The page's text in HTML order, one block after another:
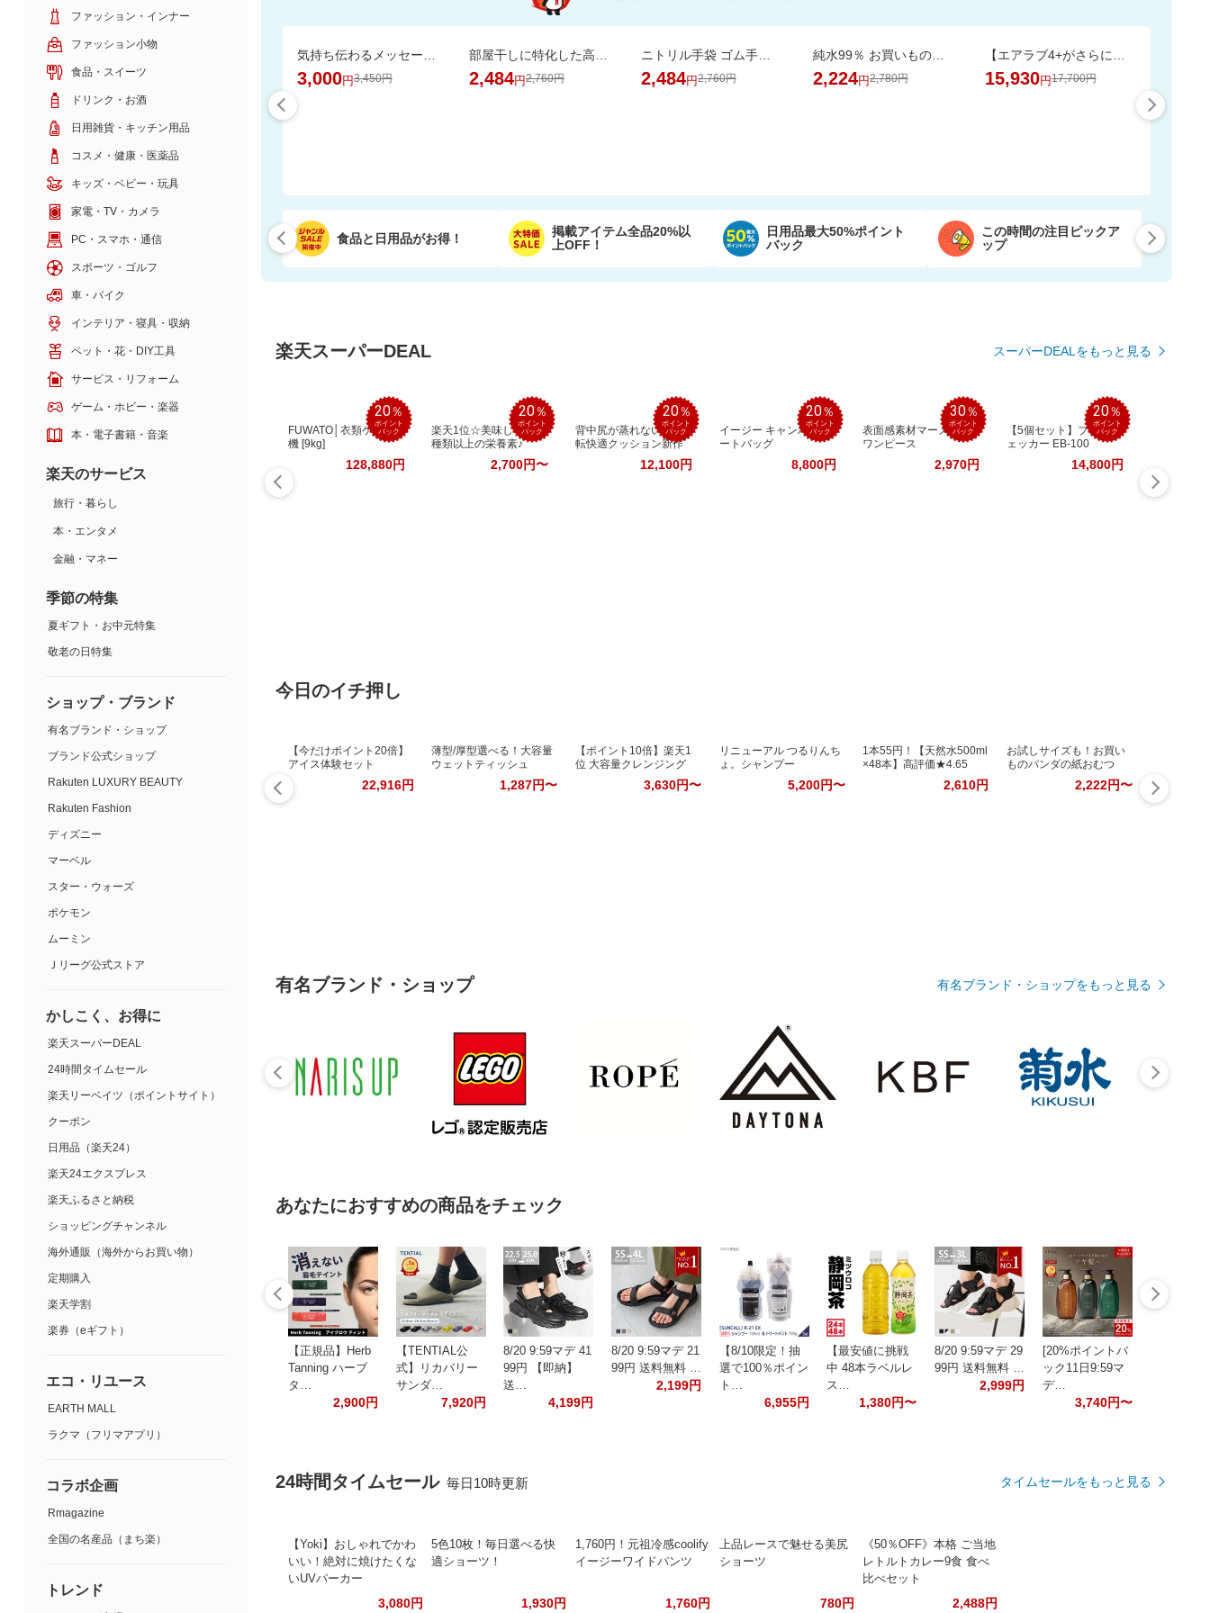
3,000円3,450円 2,484円2,760円
ニトリル手袋 ゴム手袋 使い捨て 食品衛生適合 SS S M L サイズ 白 青 黒 業務用
2,484円2,760円
純水99％ お買いものパンダ！ おしりふき 80枚 24個
2,224円2,780円 15,930円17,700円
食品と日用品がお得！
掲載アイテム全品20%以
上OFF！
日用品最大50%ポイント
バック
この時間の注目ピックア
ップ
楽天スーパーDEAL スーパーDEALをもっと見る
20％
ポイント
バック
FUWATO│衣類ケア乾燥
機 [9kg]
128,880円
20％
ポイント
バック
楽天1位☆美味しく200
種類以上の栄養素♪
2,700円〜
20％
ポイント
バック
背中尻が蒸れない！運
転快適クッション新作
12,100円
20％
ポイント
バック
イージー キャンバス ト
ートバッグ
8,800円
30％
ポイント
バック
表面感素材マーメイド
ワンピース
2,970円
20％
ポイント
バック
【5個セット】ブレスチ
ェッカー EB-100
14,800円
今日のイチ押し
【今だけポイント20倍】
アイス体験セット
22,916円
薄型/厚型選べる！大容量
ウェットティッシュ
1,287円〜
【ポイント10倍】楽天1
位 大容量クレンジング
3,630円〜
リニューアル つるりんち
ょ。シャンプー
5,200円〜
1本55円！【天然水500ml
×48本】高評価★4.65
2,610円
お試しサイズも！お買い
ものパンダの紙おむつ
2,222円〜
有名ブランド・ショップ 有名ブランド・ショップをもっと見る
あなたにおすすめの商品をチェック
【正規品】Herb
Tanning ハーブ
タ…
2,900円
【TENTIAL公
式】リカバリー
サンダ…
7,920円
8/20 9:59マデ 41
99円 【即納】
送…
4,199円
8/20 9:59マデ 21
99円 送料無料 …
2,199円
【8/10限定！抽
選で100％ポイン
ト…
6,955円
【最安値に挑戦
中 48本ラベルレ
ス…
1,380円〜
8/20 9:59マデ 29
99円 送料無料 …
2,999円
[20%ポイントバ
ック11日9:59マ
デ…
3,740円〜
24時間タイムセール 毎日10時更新 タイムセールをもっと見る
【Yoki】おしゃれでかわ
いい！絶対に焼けたくな
いUVパーカー
3,080円
5色10枚！毎日選べる快
適ショーツ！
1,930円
1,760円！元祖冷感coolify
イージーワイドパンツ
1,760円
上品レースで魅せる美尻
ショーツ
780円
《50％OFF》本格 ご当地
レトルトカレー9食 食べ
比べセット
2,488円
ファッション・インナー
ファッション小物
食品・スイーツ
ドリンク・お酒
日用雑貨・キッチン用品
コスメ・健康・医薬品
キッズ・ベビー・玩具
家電・TV・カメラ
PC・スマホ・通信
スポーツ・ゴルフ
車・バイク
インテリア・寝具・収納
ペット・花・DIY工具
サービス・リフォーム
ゲーム・ホビー・楽器
本・電子書籍・音楽
楽天のサービス
旅行・暮らし
本・エンタメ
金融・マネー
季節の特集
夏ギフト・お中元特集
敬老の日特集
ショップ・ブランド
有名ブランド・ショップ
ブランド公式ショップ
Rakuten LUXURY BEAUTY
Rakuten Fashion
ディズニー
マーベル
スター・ウォーズ
ポケモン
ムーミン
Ｊリーグ公式ストア
かしこく、お得に
楽天スーパーDEAL
24時間タイムセール
楽天リーベイツ（ポイントサイト）
クーポン
日用品（楽天24）
楽天24エクスプレス
楽天ふるさと納税
ショッピングチャンネル
海外通販（海外からお買い物）
定期購入
楽天学割
楽券（eギフト）
エコ・リユース
EARTH MALL
ラクマ（フリマアプリ）
コラボ企画
Rmagazine
全国の名産品（まち楽）
トレンド